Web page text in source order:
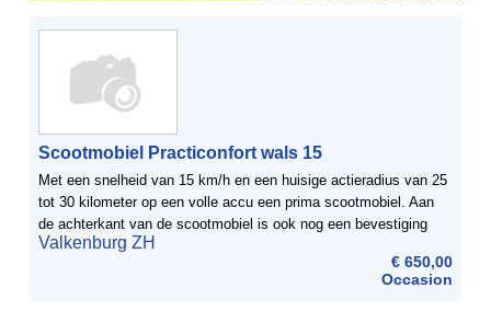
Scootmobiel Practiconfort wals 15
Met een snelheid van 15 km/h en een huisige actieradius van 25
tot 30 kilometer op een volle accu een prima scootmobiel. Aan
de achterkant van de scootmobiel is ook nog een bevestiging
aanwezig om eventueel krukken of een loopstok aan vast ...
Valkenburg ZH
€ 650,00
Occasion